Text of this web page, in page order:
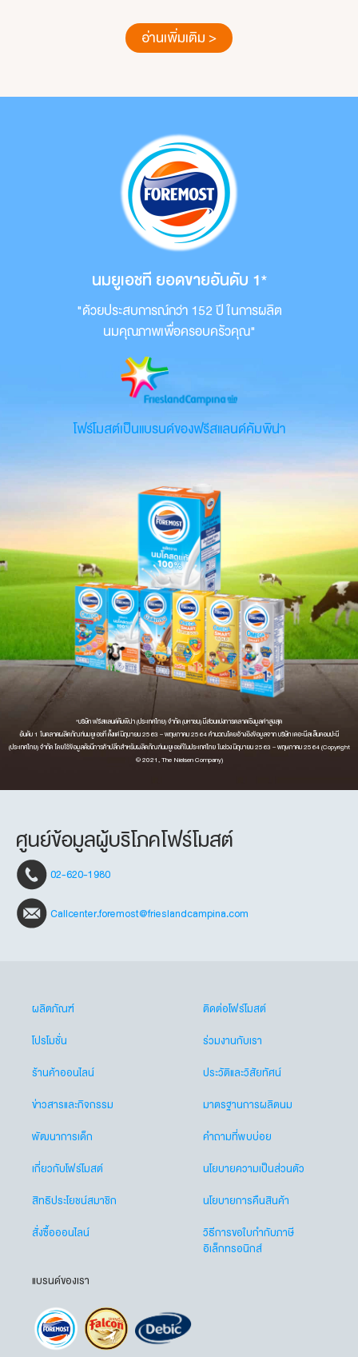
อ่านเพิ่มเติม >
นมยูเอชที ยอดขายอันดับ 1*
"ด้วยประสบการณ์กว่า 152 ปี ในการผลิต
นมคุณภาพเพื่อครอบครัวคุณ"
โฟร์โมสต์เป็นแบรนด์ของฟรีสแลนด์คัมพิน่า
*บริษัท ฟรีสแลนด์คัมพิน่า (ประเทศไทย) จำกัด (มหาชน) มีส่วนแบ่งการตลาดเชิงมูลค่าสูงสุด
อันดับ 1 ในตลาดผลิตภัณฑ์นมยูเอชที ตั้งแต่ มิถุนายน 2563 – พฤษภาคม 2564 คำนวณโดยอ้างอิงข้อมูลจาก บริษัท เดอะนีลเส็นคอมปะนี
(ประเทศไทย) จำกัด โดยใช้ข้อมูลดัชนีการค้าปลีกสำหรับผลิตภัณฑ์นมยูเอชทีในประเทศไทย ในช่วง มิถุนายน 2563 – พฤษภาคม 2564 (Copyright
© 2021, The Nielsen Company)
ศูนย์ข้อมูลผู้บริโภคโฟร์โมสต์
02-620-1980
Callcenter.foremost@frieslandcampina.com
ผลิตภัณฑ์
โปรโมชั่น
ร้านค้าออนไลน์
ข่าวสารและกิจกรรม
พัฒนาการเด็ก
เกี่ยวกับโฟร์โมสต์
สิทธิประโยชน์สมาชิก
สั่งซื้อออนไลน์
ติดต่อโฟร์โมสต์
ร่วมงานกับเรา
ประวัติและวิสัยทัศน์
มาตรฐานการผลิตนม
คำถามที่พบบ่อย
นโยบายความเป็นส่วนตัว
นโยบายการคืนสินค้า
วิธีการขอใบกำกับภาษี
อิเล็กทรอนิกส์
แบรนด์ของเรา